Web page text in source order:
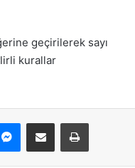
geçirilerek sayı
kurallar
Messenger
E-Posta ile paylaş Yazdır